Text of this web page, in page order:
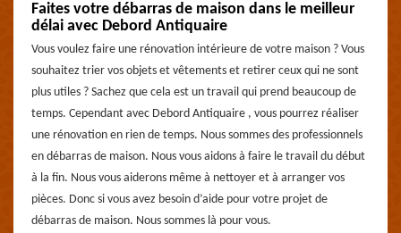
Faites votre débarras de maison dans le meilleur
délai avec Debord Antiquaire
Vous voulez faire une rénovation intérieure de votre maison ? Vous
souhaitez trier vos objets et vêtements et retirer ceux qui ne sont
plus utiles ? Sachez que cela est un travail qui prend beaucoup de
temps. Cependant avec Debord Antiquaire , vous pourrez réaliser
une rénovation en rien de temps. Nous sommes des professionnels
en débarras de maison. Nous vous aidons à faire le travail du début
à la fin. Nous vous aiderons même à nettoyer et à arranger vos
pièces. Donc si vous avez besoin d’aide pour votre projet de
débarras de maison. Nous sommes là pour vous.